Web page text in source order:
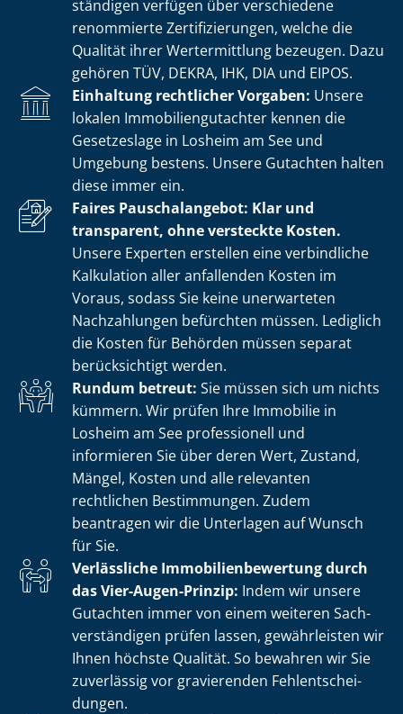
stän­di­gen verfügen über verschiedene
renommierte Zer­ti­fi­zie­run­gen, welche die
Qualität ihrer Wertermittlung bezeugen. Dazu
gehören TÜV, DEKRA, IHK, DIA und EIPOS.
Einhaltung rechtlicher Vorgaben: Unsere
lokalen Im­mo­bi­li­en­gut­ach­ter kennen die
Gesetzeslage in Losheim am See und
Umgebung bestens. Unsere Gutachten halten
diese immer ein.
Faires Pauschalangebot: Klar und
transparent, ohne versteckte Kosten.
Unsere Experten erstellen eine verbindliche
Kalkulation aller anfallenden Kosten im
Voraus, sodass Sie keine unerwarteten
Nachzahlungen befürchten müssen. Lediglich
die Kosten für Behörden müssen separat
berücksichtigt werden.
Rundum betreut: Sie müssen sich um nichts
kümmern. Wir prüfen Ihre Immobilie in
Losheim am See professionell und
informieren Sie über deren Wert, Zustand,
Mängel, Kosten und alle relevanten
rechtlichen Bestimmungen. Zudem
beantragen wir die Unterlagen auf Wunsch
für Sie.
Verlässliche Im­mo­bi­li­en­be­wer­tung durch
das Vier-Augen-Prinzip: Indem wir unsere
Gutachten immer von einem weiteren Sach­
ver­stän­di­gen prüfen lassen, gewährleisten wir
Ihnen höchste Qualität. So bewahren wir Sie
zuverlässig vor gravierenden Fehl­ent­schei­
dun­gen.